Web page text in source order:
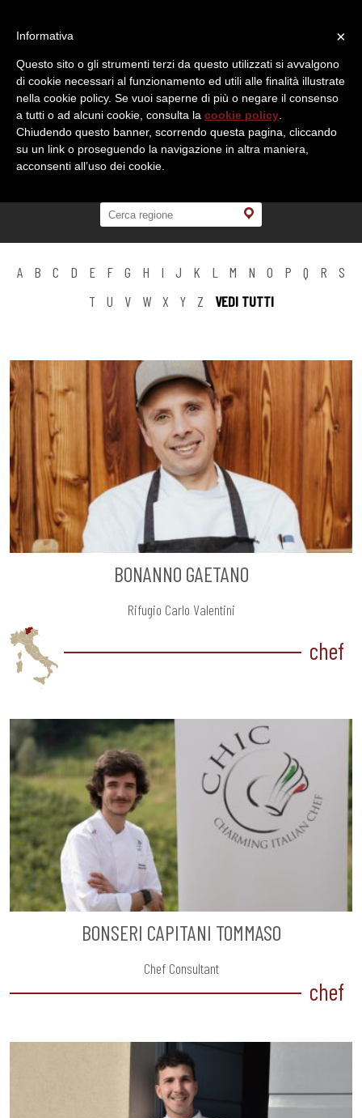
A B C D E F G H I J K L M N O P Q R
S
T
U V W X Y Z VEDI TUTTI
chef
BONANNO GAETANO
Rifugio Carlo Valentini
chef
BONSERI CAPITANI TOMMASO
Chef Consultant
×
Informativa
Questo sito o gli strumenti terzi da questo utilizzati si avvalgono
di cookie necessari al funzionamento ed utili alle finalità illustrate
nella cookie policy. Se vuoi saperne di più o negare il consenso
a tutti o ad alcuni cookie, consulta la cookie policy
Chiudendo questo banner, scorrendo questa pagina, cliccando
su un link o proseguendo la navigazione in altra maniera,
acconsenti all’uso dei cookie.